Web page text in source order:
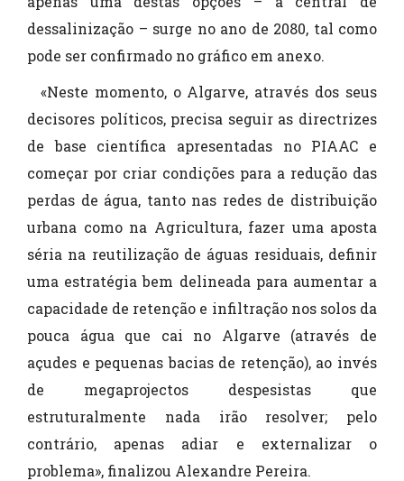
dessalinização – surge no ano de 2080, tal como
pode ser confirmado no gráfico em anexo.
«Neste momento, o Algarve, através dos seus
decisores políticos, precisa seguir as directrizes
de base científica apresentadas no PIAAC e
começar por criar condições para a redução das
perdas de água, tanto nas redes de distribuição
urbana como na Agricultura, fazer uma aposta
séria na reutilização de águas residuais, definir
uma estratégia bem delineada para aumentar a
capacidade de retenção e infiltração nos solos da
pouca água que cai no Algarve (através de
açudes e pequenas bacias de retenção), ao invés
de megaprojectos despesistas que
estruturalmente nada irão resolver; pelo
contrário, apenas adiar e externalizar o
problema», finalizou Alexandre Pereira.